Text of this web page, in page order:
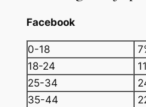
Facebook
0-18
18-24
25-34
35-44